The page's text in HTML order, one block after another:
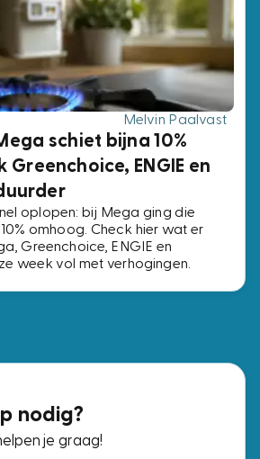
Melvin Paalvast
schiet bijna 10%
Greenchoice, ENGIE en
oplopen: bij Mega ging die
omhoog. Check hier wat er
Greenchoice, ENGIE en
week vol met verhogingen.
nodig?
je graag!